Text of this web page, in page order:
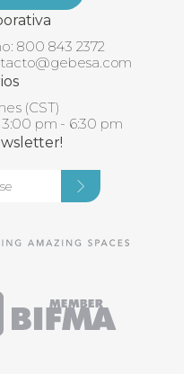
800 843 2372
(CST)
pm - 6:30 pm